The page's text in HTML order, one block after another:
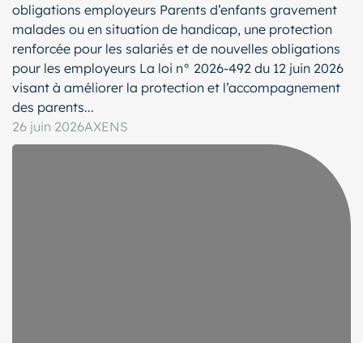
obligations employeurs Parents d’enfants gravement
malades ou en situation de handicap, une protection
renforcée pour les salariés et de nouvelles obligations
pour les employeurs La loi n° 2026-492 du 12 juin 2026
visant à améliorer la protection et l’accompagnement
des parents...
26 juin 2026AXENS